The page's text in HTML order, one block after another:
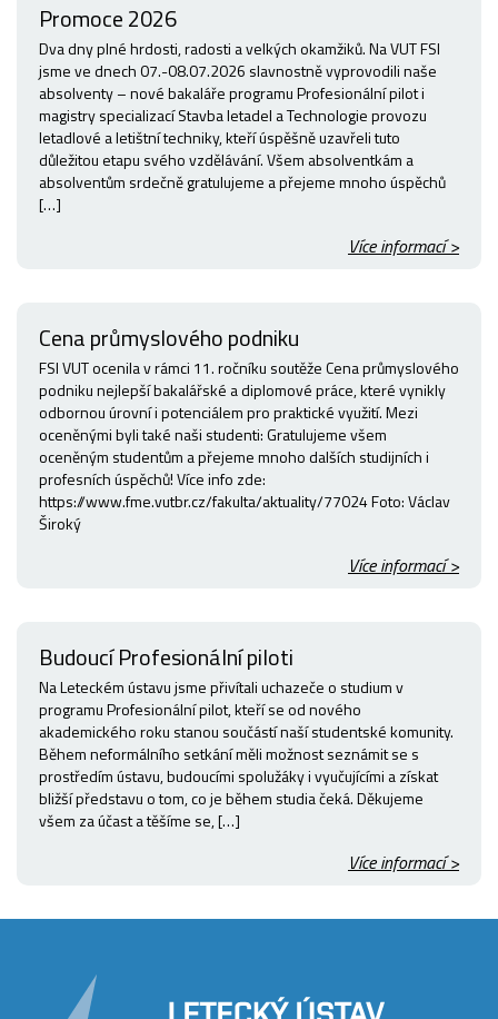
Promoce 2026
Dva dny plné hrdosti, radosti a velkých okamžiků. Na VUT FSI
jsme ve dnech 07.-08.07.2026 slavnostně vyprovodili naše
absolventy – nové bakaláře programu Profesionální pilot i
magistry specializací Stavba letadel a Technologie provozu
letadlové a letištní techniky, kteří úspěšně uzavřeli tuto
důležitou etapu svého vzdělávání. Všem absolventkám a
absolventům srdečně gratulujeme a přejeme mnoho úspěchů
[…]
Více informací >
Cena průmyslového podniku
FSI VUT ocenila v rámci 11. ročníku soutěže Cena průmyslového
podniku nejlepší bakalářské a diplomové práce, které vynikly
odbornou úrovní i potenciálem pro praktické využití. Mezi
oceněnými byli také naši studenti: Gratulujeme všem
oceněným studentům a přejeme mnoho dalších studijních i
profesních úspěchů! Více info zde:
https://www.fme.vutbr.cz/fakulta/aktuality/77024 Foto: Václav
Široký
Více informací >
Budoucí Profesionální piloti
Na Leteckém ústavu jsme přivítali uchazeče o studium v
programu Profesionální pilot, kteří se od nového
akademického roku stanou součástí naší studentské komunity.
Během neformálního setkání měli možnost seznámit se s
prostředím ústavu, budoucími spolužáky i vyučujícími a získat
bližší představu o tom, co je během studia čeká. Děkujeme
všem za účast a těšíme se, […]
Více informací >